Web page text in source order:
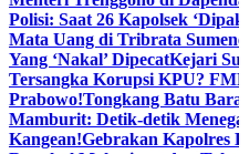
Polisi: Saat 26 Kapolsek
Mata Uang di Tribrata
Yang ‘Nakal’ DipecatKejari
Tersangka Korupsi KPU?
Prabowo!Tongkang Batu
Mamburit: Detik-detik
Kangean!Gebrakan